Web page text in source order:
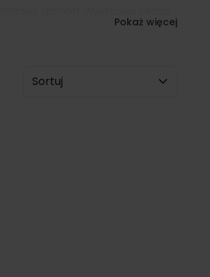
go we wszystkich rodzajach
Pokaż więcej
Sortuj wg